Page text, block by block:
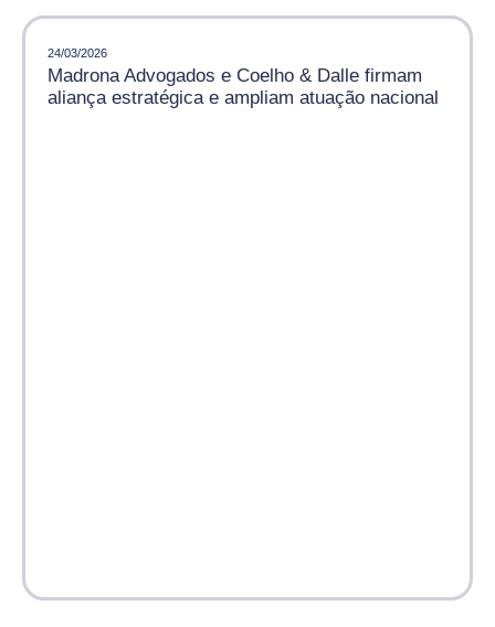
24/03/2026
Madrona Advogados e Coelho & Dalle firmam
aliança estratégica e ampliam atuação nacional